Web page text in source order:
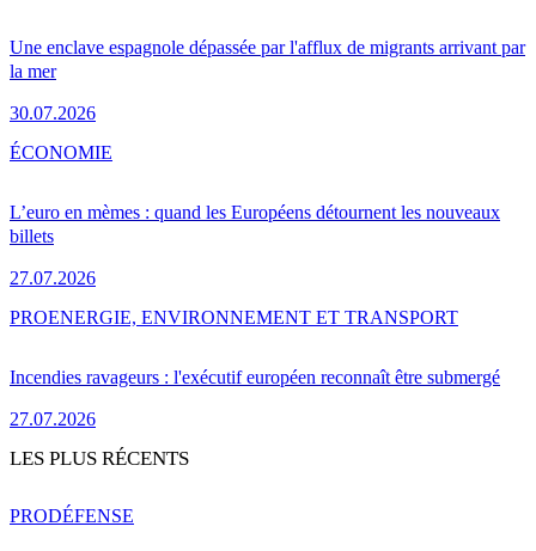
Une enclave espagnole dépassée par l'afflux de migrants arrivant par
la mer
30.07.2026
L’euro en mèmes : quand les Européens détournent les nouveaux
billets
27.07.2026
ÉCONOMIE
Incendies ravageurs : l'exécutif européen reconnaît être submergé
27.07.2026
PROENERGIE, ENVIRONNEMENT ET TRANSPORT
LES PLUS RÉCENTS
PRODÉFENSE